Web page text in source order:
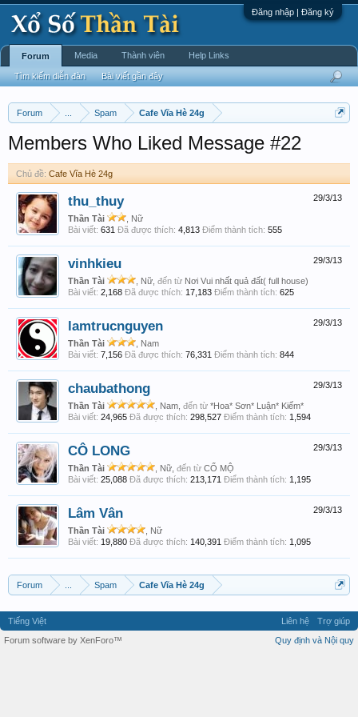
Đăng nhập | Đăng ký
Forum Spam Cafe Vĩa Hè 24g
Members Who Liked Message #22
Chủ đề: Cafe Vĩa Hè 24g
29/3/13
thu_thuy
Thần Tài
, Nữ
Bài viết: 631 Đã được thích: 4,813 Điểm thành tích: 555
29/3/13
vinhkieu
Thần Tài , Nữ, đến từ Nơi Vui nhất quả đất( full house)
Bài viết: 2,168 Đã được thích: 17,183 Điểm thành tích: 625
29/3/13
lamtrucnguyen
Thần Tài
, Nam
Bài viết: 7,156 Đã được thích: 76,331 Điểm thành tích: 844
29/3/13
chaubathong
Thần Tài , Nam, đến từ *Hoa* Sơn* Luận* Kiếm*
Bài viết: 24,965 Đã được thích: 298,527 Điểm thành tích: 1,594
29/3/13
CÔ LONG
Thần Tài , Nữ, đến từ CỔ MỘ
Bài viết: 25,088 Đã được thích: 213,171 Điểm thành tích: 1,195
29/3/13
Lâm Vân
Thần Tài
, Nữ
Bài viết: 19,880 Đã được thích: 140,391 Điểm thành tích: 1,095
Forum Spam Cafe Vĩa Hè 24g
Forum
Tìm kiếm diễn đàn Bài viết gần đây
Media Thành viên Help Links
Tiếng Việt Liên hệ
Trợ giúp
Quy định và Nội quy
Forum software by XenForo™